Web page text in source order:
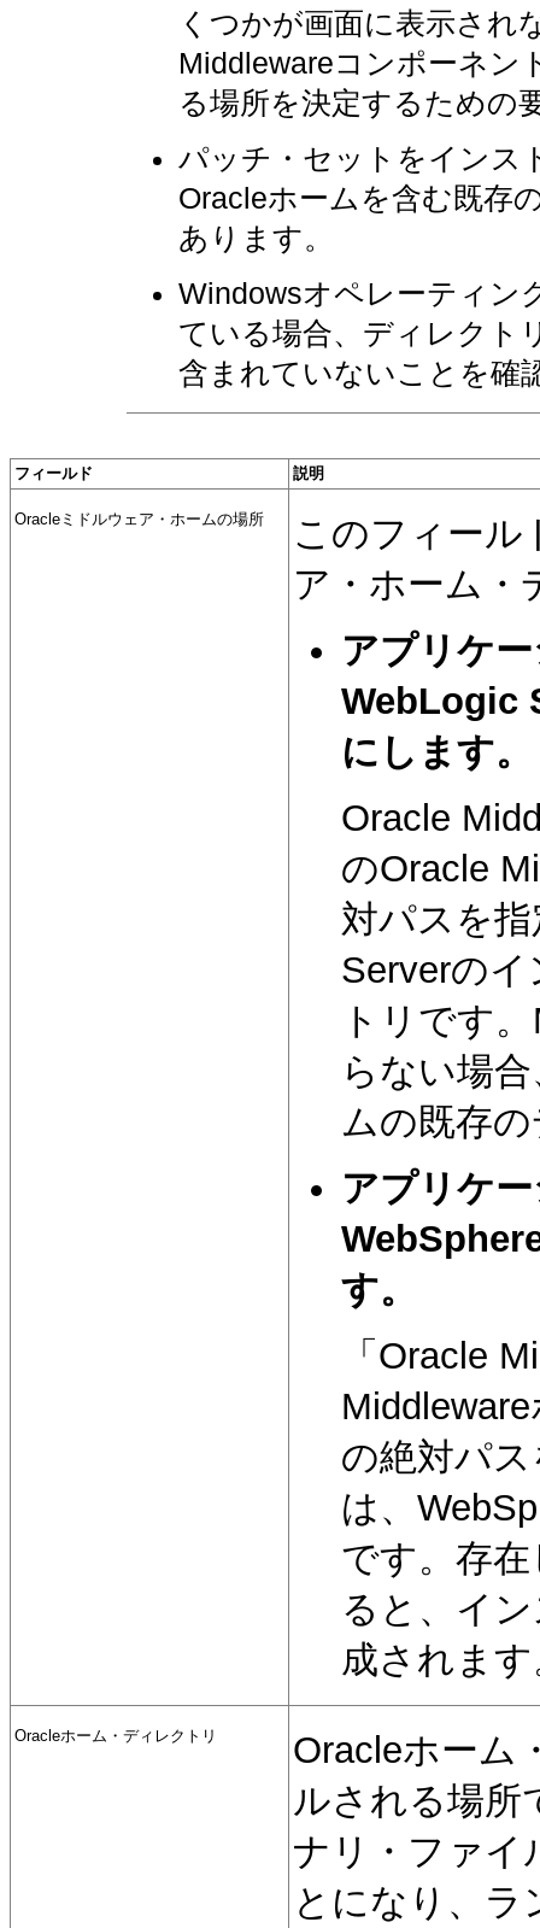
くつかが画面に表示され
Middlewareコンポーネン
る場所を決定するための
パッチ・セットをインス
Oracleホームを含む既存
あります。
Windowsオペレーティン
ている場合、ディレクト
含まれていないことを確
フィールド 説明
Oracleミドルウェア・ホームの場所
このフィール
ア・ホーム・
アプリケ
WebLogic
にします。
Oracle
のOracle
対パスを
Serverの
トリです
らない場
ムの既存
アプリケ
す。
「Oracle
の絶対パ
は、
です。存
ると、イ
成されま
Oracleホーム・ディレクトリ
Oracleホーム
ルされる場所
ナリ・ファイ
とになり、